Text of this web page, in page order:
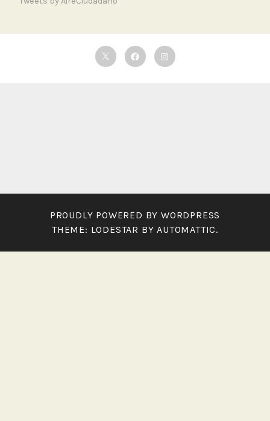
TwitterFacebookInstagram
PROUDLY POWERED BY WORDPRESS
THEME: LODESTAR BY AUTOMATTIC.